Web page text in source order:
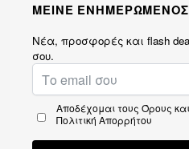
ΜΕΙΝΕ ΕΝΗΜΕΡΩΜΕΝΟΣ
Νέα, προσφορές και flash
σου.
Αποδέχομαι τους Όρους
Πολιτική Απορρήτου